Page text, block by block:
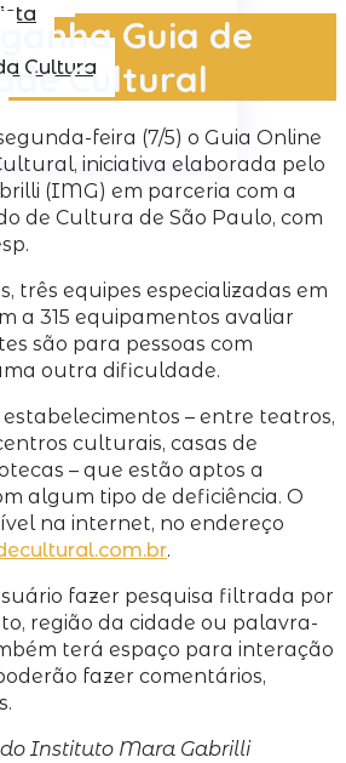
Cultura
Guia de
Cultural
feira (7/5) o Guia Online
iniciativa elaborada pelo
(IMG) em parceria com a
de Cultura de São Paulo, com
três equipes especializadas em
a 315 equipamentos avaliar
são para pessoas com
outra dificuldade.
estabelecimentos – entre teatros,
culturais, casas de
– que estão aptos a
algum tipo de deficiência. O
na internet, no endereço
.
fazer pesquisa filtrada por
região da cidade ou palavra-
terá espaço para interação
fazer comentários,
Instituto Mara Gabrilli